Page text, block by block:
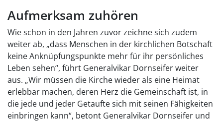
Aufmerksam zuhören
Wie schon in den Jahren zuvor zeichne sich zudem
weiter ab, „dass Menschen in der kirchlichen Botschaft
keine Anknüpfungspunkte mehr für ihr persönliches
Leben sehen“, führt Generalvikar Dornseifer weiter
aus. „Wir müssen die Kirche wieder als eine Heimat
erlebbar machen, deren Herz die Gemeinschaft ist, in
die jede und jeder Getaufte sich mit seinen Fähigkeiten
einbringen kann“, betont Generalvikar Dornseifer und